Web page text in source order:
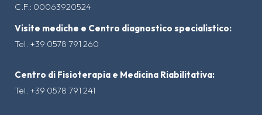
C.F.: 00063920524
Visite mediche e Centro diagnostico specialistico:
Tel. +39 0578 791 260
Centro di Fisioterapia e Medicina Riabilitativa:
Tel. +39 0578 791 241